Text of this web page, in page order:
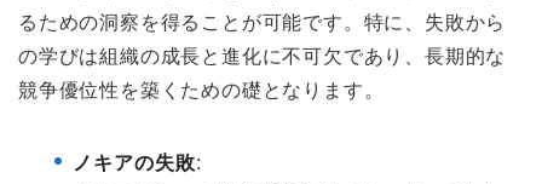
るための洞察を得ることが可能です。特に、失敗から
の学びは組織の成長と進化に不可欠であり、長期的な
競争優位性を築くための礎となります。
ノキアの失敗: